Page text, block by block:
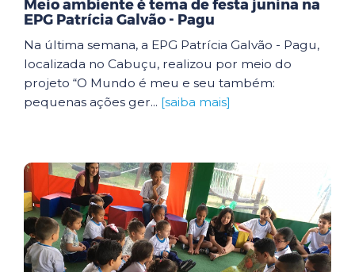
Meio ambiente é tema de festa junina na
EPG Patrícia Galvão - Pagu
Na última semana, a EPG Patrícia Galvão - Pagu,
localizada no Cabuçu, realizou por meio do
projeto “O Mundo é meu e seu também:
pequenas ações ger... [saiba mais]